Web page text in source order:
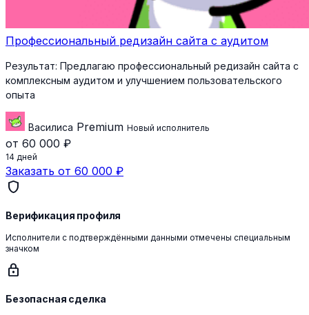
Профессиональный редизайн сайта с аудитом
Результат: Предлагаю профессиональный редизайн сайта с
комплексным аудитом и улучшением пользовательского
опыта
Василиса Premium Новый исполнитель
от 60 000 ₽
14 дней
Заказать от 60 000 ₽
shield
Верификация профиля
Исполнители с подтверждёнными данными отмечены специальным
значком
lock
Безопасная сделка